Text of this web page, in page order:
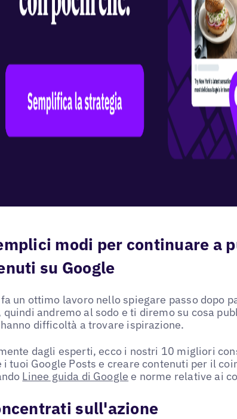
modi per continuare a
su Google
un ottimo lavoro nello spiegare passo dopo
quindi andremo al sodo e ti diremo su cosa
difficoltà a trovare ispirazione.
dagli esperti, ecco i nostri 10 migliori
i tuoi Google Posts e creare contenuti per il
Linee guida di Google e norme relative ai
sull'azione